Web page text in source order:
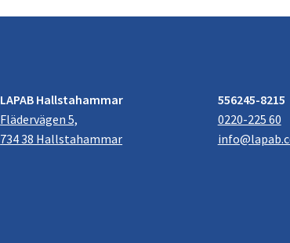
LAPAB Hallstahammar
Flädervägen 5,
734 38 Hallstahammar
556245-8215
0220-225 60